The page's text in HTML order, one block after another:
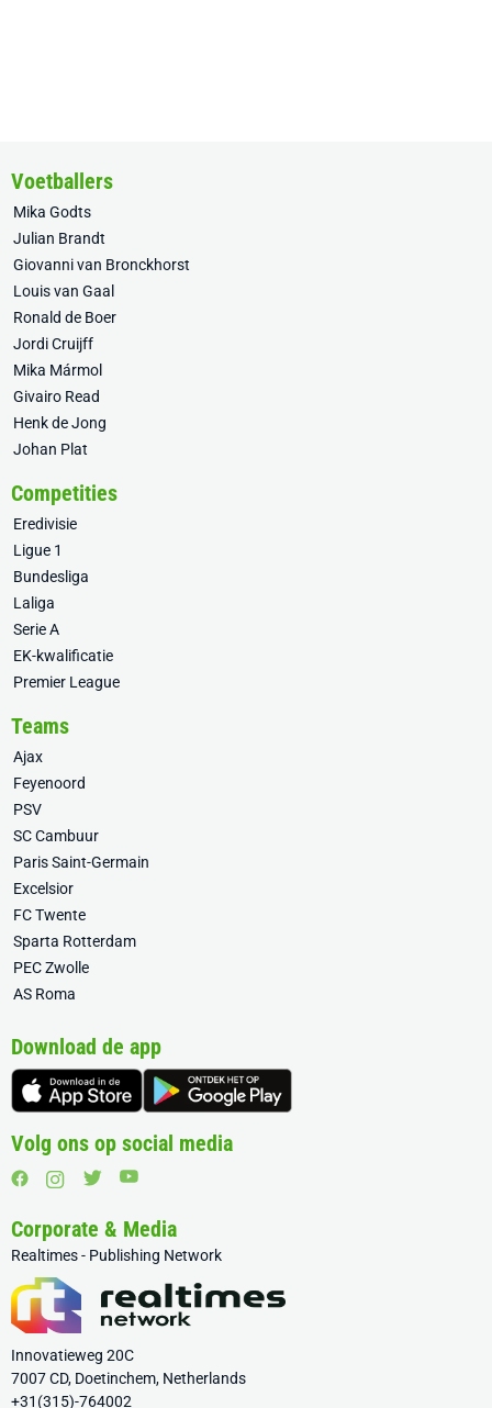
Voetballers
Mika Godts
Julian Brandt
Giovanni van Bronckhorst
Louis van Gaal
Ronald de Boer
Jordi Cruijff
Mika Mármol
Givairo Read
Henk de Jong
Johan Plat
Competities
Eredivisie
Ligue 1
Bundesliga
Laliga
Serie A
EK-kwalificatie
Premier League
Teams
Ajax
Feyenoord
PSV
SC Cambuur
Paris Saint-Germain
Excelsior
FC Twente
Sparta Rotterdam
PEC Zwolle
AS Roma
Download de app
Volg ons op social media
Corporate & Media
Realtimes - Publishing Network
Innovatieweg 20C
7007 CD, Doetinchem, Netherlands
+31(315)-764002